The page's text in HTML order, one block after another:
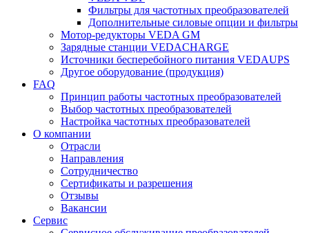
Фильтры для частотных преобразователей
Дополнительные силовые опции и фильтры
Мотор-редукторы VEDA GM
Зарядные станции VEDACHARGE
Источники бесперебойного питания VEDAUPS
Другое оборудование (продукция)
FAQ
Принцип работы частотных преобразователей
Выбор частотных преобразователей
Настройка частотных преобразователей
О компании
Отрасли
Направления
Сотрудничество
Сертификаты и разрешения
Отзывы
Вакансии
Сервис